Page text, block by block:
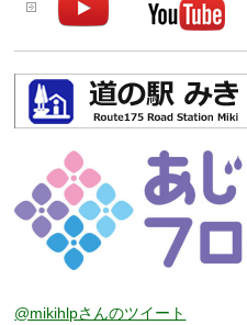
@mikihlpさんのツイート